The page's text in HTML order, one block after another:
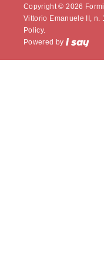
Copyright © 2026
Vittorio Emanuele II, n.
Policy.
Powered by